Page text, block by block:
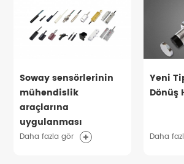
Soway sensörlerinin
mühendislik
araçlarına
uygulanması
Daha fazla gör
Yeni
Dönüş
Daha